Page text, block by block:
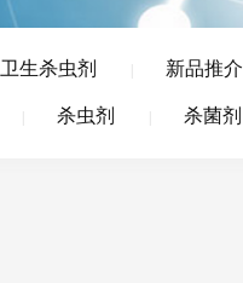
卫生杀虫剂 新品推介
杀虫剂 杀菌剂